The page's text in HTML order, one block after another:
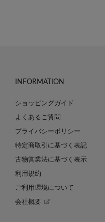
INFORMATION
ショッピングガイド
よくあるご質問
プライバシーポリシー
特定商取引に基づく表記
古物営業法に基づく表示
利用規約
ご利用環境について
会社概要